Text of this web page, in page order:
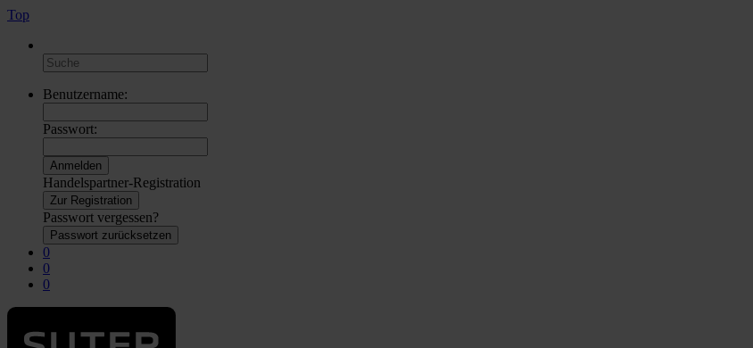
Top
Benutzername:
Passwort:
Handelspartner-Registration
Zur Registration
Passwort vergessen?
Passwort zurücksetzen
0
0
0